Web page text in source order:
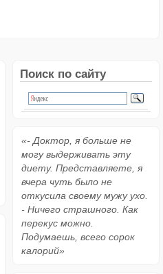
Поиск по сайту
«- Доктор, я больше не
могу выдерживать эту
диету. Представляете, я
вчера чуть было не
откусила своему мужу ухо.
- Ничего страшного. Как
перекус можно.
Подумаешь, всего сорок
калорий»